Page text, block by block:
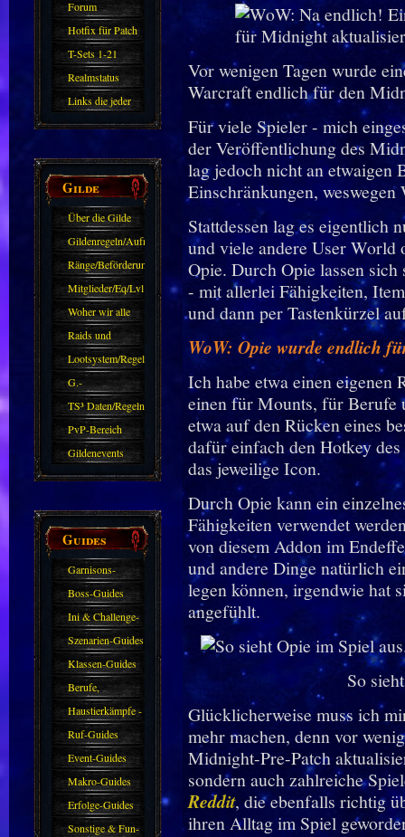
Forum
Hotfix für Patch
11.X
T-Sets 1-21
Realmstatus
Links die jeder
kennen sollte?!
Gilde
Über die Gilde
(DAW)
Gildenregeln/Aufnahme
Ränge/Beförderungen
Mitglieder/Eq/Lvl
Woher wir alle
kommen.
Raids und
Zubehör
Lootsystem/Regeln
G.-
Sparkasse/Goldleihen
TS³ Daten/Regeln
PvP-Bereich
Gildenevents
Guides
Garnisons-
Guides
Boss-Guides
Ini & Challenge-
Guides
Szenarien-Guides
Klassen-Guides
Berufe,
Farmkarten und
Haustiere
Haustierkämpfe -
Guide
Ruf-Guides
Event-Guides
Makro-Guides
Erfolge-Guides
Sonstige & Fun-
Vor wenigen Tagen wurde
Warcraft endlich für den
Für viele Spieler - mich
der Veröffentlichung des
lag jedoch nicht an etwaigen
Einschränkungen,
Stattdessen lag es eigentlich
und viele andere User World
Opie. Durch Opie lassen
- mit allerlei Fähigkeiten,
und dann per Tastenkürzel
WoW: Opie wurde endlich
Ich habe etwa einen
einen für Mounts, für Berufe
etwa auf den Rücken eines
dafür einfach den Hotkey
das jeweilige Icon.
Durch Opie kann ein
Fähigkeiten verwendet
von diesem Addon im
und andere Dinge natürlich
legen können, irgendwie hat
angefühlt.
So
Glücklicherweise muss ich
mehr machen, denn vor
Midnight-Pre-Patch
sondern auch zahlreiche
Reddit, die ebenfalls richtig
ihren Alltag im Spiel